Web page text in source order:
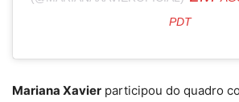
PDT
Mariana Xavier participou do quadro